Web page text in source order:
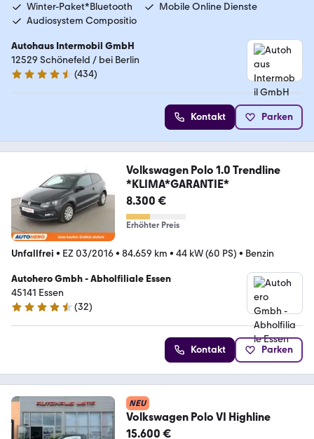
Winter-Paket*Bluetooth
Mobile Online Dienste
Audiosystem Compositio
Autohaus Intermobil GmbH
12529 Schönefeld / bei Berlin
4.5 Sterne
(434)
Kontakt Parken
Volkswagen Polo 1.0 Trendline
*KLIMA*GARANTIE*
8.300 €
Erhöhter Preis
Unfallfrei • EZ 03/2016• 84.659 km • 44 kW (60 PS) • Benzin
Autohero Gmbh - Abholfiliale Essen
45141 Essen
4.7 Sterne
(32)
Kontakt Parken
NEU
Volkswagen Polo VI Highline
15.600 €